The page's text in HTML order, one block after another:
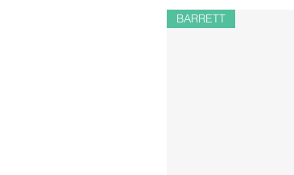
BARRETT